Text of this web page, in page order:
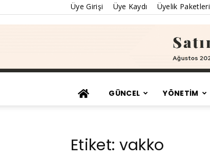
Üye Girişi Üye Kaydı Üyelik Paketleri
GÜNCEL YÖNETİM
Etiket: vakko